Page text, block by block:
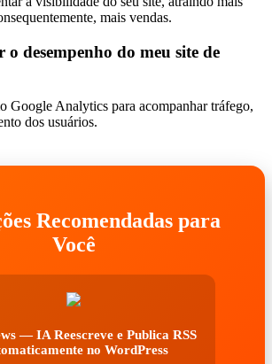
mais vendas.
desempenho do meu site de
Google Analytics para acompanhar tráfego,
dos usuários.
Recomendadas para
Você
— IA Reescreve e Publica RSS
no WordPress